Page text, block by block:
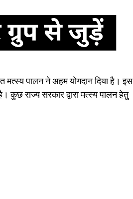
पालन ने अहम योगदान दिया है। इस
कुछ राज्य सरकार द्वारा मत्स्य पालन हेतु